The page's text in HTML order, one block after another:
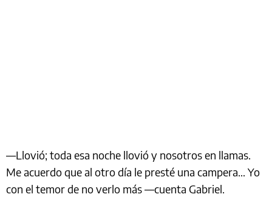
—Llovió; toda esa noche llovió y nosotros en llamas.
Me acuerdo que al otro día le presté una campera… Yo
con el temor de no verlo más —cuenta Gabriel.